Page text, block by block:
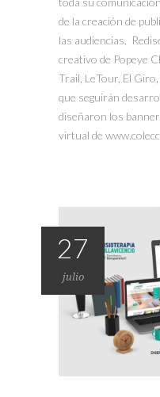
de la creación de
las audiencias.
creativo de Popeye
Trail, LeTour, El
que seguirán
diseñaron los
virtual de
27
julio